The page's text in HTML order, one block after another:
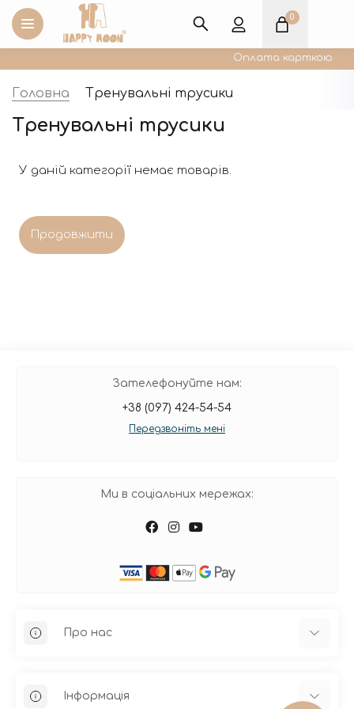
0
Оплата карткою
Головна Тренувальні трусики
Тренувальні трусики
У даній категорії немає товарів.
Продовжити
Зателефонуйте нам:
+38 (097) 424-54-54
Передзвоніть мені
Ми в соціальних мережах:
Про нас
Інформація